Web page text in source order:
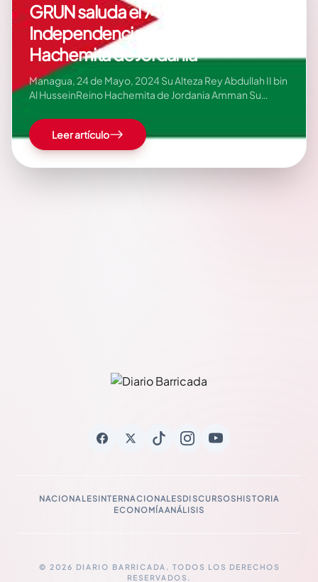
GRUN saluda el 74º Aniversario de
Independencia del Reino
Hachemita de Jordania
Managua, 24 de Mayo, 2024 Su Alteza Rey Abdullah II bin
Al HusseinReino Hachemita de Jordania Amman Su
74º Aniversario de la Independencia del Reino
Hachemita de Jordania, permítannos, extender nuestras
más cálidas…
Leer artículo
NACIONALESINTERNACIONALESDISCURSOSHISTORIA
ECONOMÍAANÁLISIS
© 2026 DIARIO BARRICADA. TODOS LOS DERECHOS
RESERVADOS.